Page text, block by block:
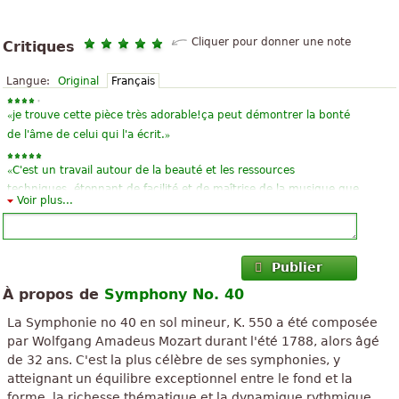
Critiques Cliquer pour donner une note
Langue: Original Français
«je trouve cette pièce très adorable!ça peut démontrer la bonté
de l'âme de celui qui l'a écrit.»
«C'est un travail autour de la beauté et les ressources
techniques, étonnant de facilité et de maîtrise de la musique que
Mozart avait en fait enlevé le chapeau comment peuvent être
Il est plein de fraîcheur et de profondeur en même temps. La
simplicité des harmonies sont uniques, la Cadence,
arbebujandose gravité rythmique timide entre la perspective
aiguë des violoncelles. Je l... »
«Mozart ne peut pas qualifier vous et moins par quelqu'un qui
n'y a personne sur équivalant à l'est au-dessus de tout essai de
qualification»
Voir plus...
Publier
À propos de Symphony No. 40
La Symphonie no 40 en sol mineur, K. 550 a été composée
par Wolfgang Amadeus Mozart durant l'été 1788, alors âgé
de 32 ans. C'est la plus célèbre de ses symphonies, y
atteignant un équilibre exceptionnel entre le fond et la